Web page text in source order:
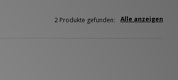
Alle anzeigen
2 Produkte gefunden: